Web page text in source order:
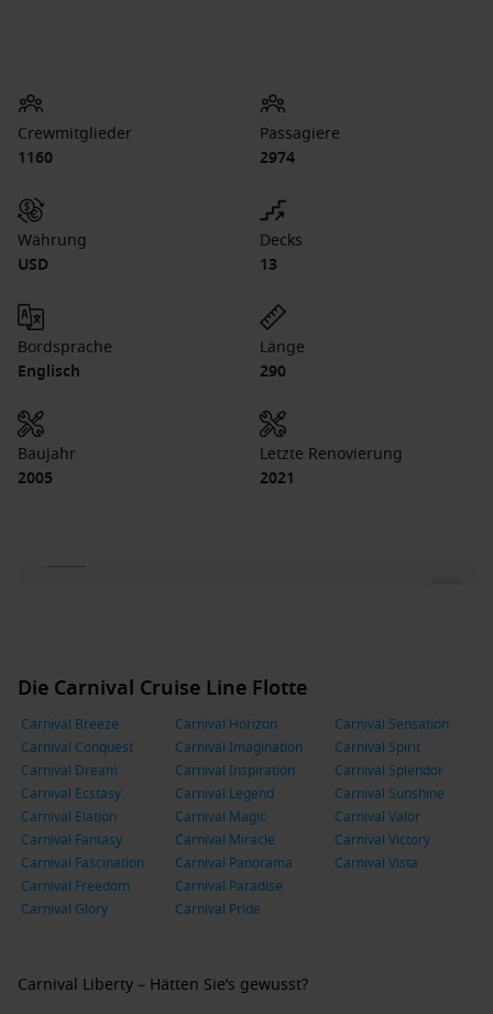
Crewmitglieder
1160
Passagiere
2974
Währung
USD
Decks
13
Bordsprache
Englisch
Länge
290
Baujahr
2005
Letzte Renovierung
2021
Die Carnival Cruise Line Flotte
Carnival Breeze Carnival Horizon
Carnival Sensation
Carnival Conquest
Carnival Imagination
Carnival Spirit
Carnival Dream
Carnival Inspiration
Carnival Splendor
Carnival Ecstasy
Carnival Legend
Carnival Sunshine
Carnival Elation
Carnival Magic
Carnival Valor
Carnival Fantasy
Carnival Miracle
Carnival Victory
Carnival Fascination
Carnival Panorama
Carnival Vista
Carnival Freedom
Carnival Paradise
Carnival Glory
Carnival Pride
Carnival Liberty – Hätten Sie’s gewusst?